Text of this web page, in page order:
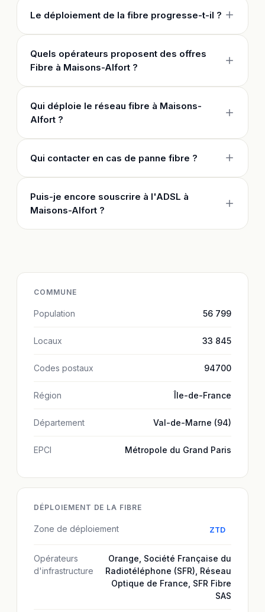
Le déploiement de la fibre progresse-t-il ?
Quels opérateurs proposent des offres
Fibre à Maisons-Alfort ?
Qui déploie le réseau fibre à Maisons-
Alfort ?
Qui contacter en cas de panne fibre ?
Puis-je encore souscrire à l'ADSL à
Maisons-Alfort ?
COMMUNE
Population 56 799
Locaux 33 845
Codes postaux 94700
Région Île-de-France
Département Val-de-Marne (94)
EPCI Métropole du Grand Paris
DÉPLOIEMENT DE LA FIBRE
Zone de déploiement ZTD
Opérateurs
d'infrastructure
Orange Société Française du
Radiotéléphone (SFR) Réseau
Optique de France SFR Fibre
SAS